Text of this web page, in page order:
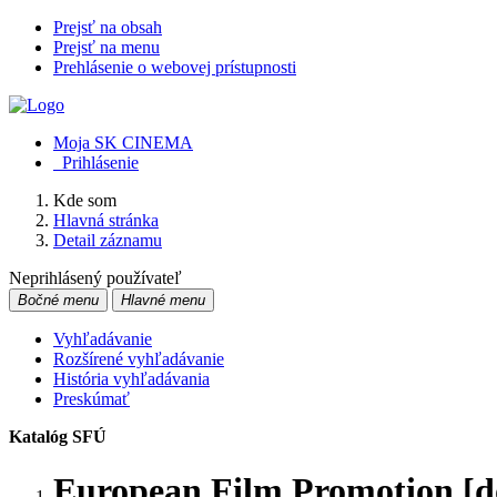
Prejsť na obsah
Prejsť na menu
Prehlásenie o webovej prístupnosti
Moja SK CINEMA
Prihlásenie
Kde som
Hlavná stránka
Detail záznamu
Neprihlásený používateľ
Bočné menu Hlavné menu
Vyhľadávanie
Rozšírené vyhľadávanie
História vyhľadávania
Preskúmať
Katalóg SFÚ